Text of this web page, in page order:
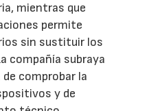
mientras que
permite
sin sustituir los
compañía subraya
comprobar la
y de